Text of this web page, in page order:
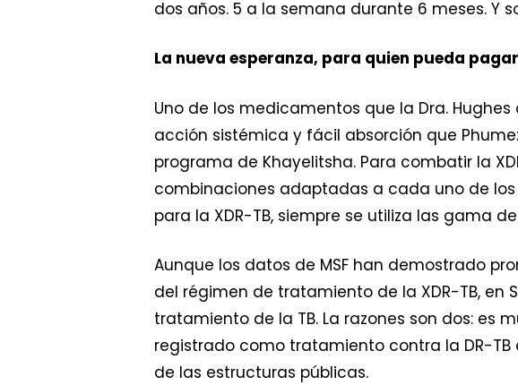
dos años. 5 a la semana durante 6 meses. Y
La nueva esperanza, para quien pueda
Uno de los medicamentos que la Dra.
acción sistémica y fácil absorción que
programa de Khayelitsha. Para combatir la
combinaciones adaptadas a cada uno de
para la XDR-TB, siempre se utiliza las gama
Aunque los datos de MSF han demostrado
del régimen de tratamiento de la XDR-TB,
tratamiento de la TB. La razones son dos: es
registrado como tratamiento contra la DR-
de las estructuras públicas.